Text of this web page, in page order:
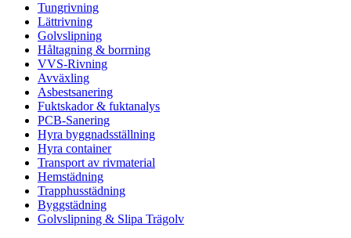
Tungrivning
Lättrivning
Golvslipning
Håltagning & borrning
VVS-Rivning
Avväxling
Asbestsanering
Fuktskador & fuktanalys
PCB-Sanering
Hyra byggnadsställning
Hyra container
Transport av rivmaterial
Hemstädning
Trapphusstädning
Byggstädning
Golvslipning & Slipa Trägolv